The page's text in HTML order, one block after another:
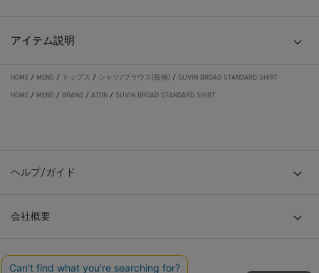
アイテム説明
HOME / MENS / トップス / シャツ/ブラウス(長袖) / SUVIN BROAD STANDARD SHIRT
HOME / MENS / BRAND / ATON / SUVIN BROAD STANDARD SHIRT
ヘルプ/ガイド
会社概要